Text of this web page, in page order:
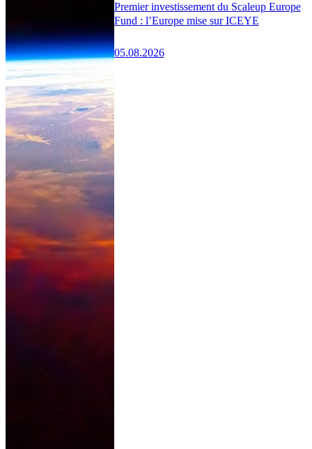
Premier investissement du Scaleup Europe
Fund : l’Europe mise sur ICEYE
05.08.2026